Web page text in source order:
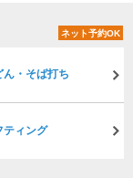
ネット予約OK
ん・そば打ち
ティング